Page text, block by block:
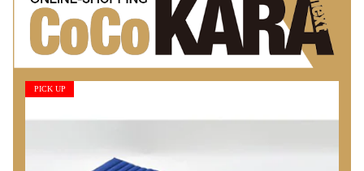
PICK UP